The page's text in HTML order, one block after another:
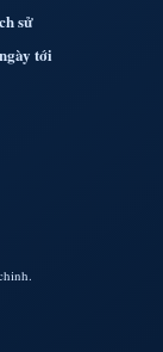
sử
tới